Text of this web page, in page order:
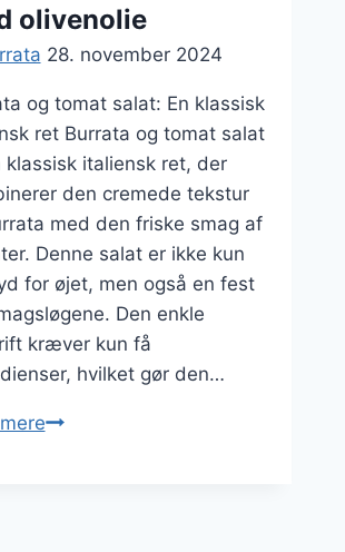
olivenolie
28. november 2024
og tomat salat: En klassisk
ret Burrata og tomat salat
klassisk italiensk ret, der
den cremede tekstur
med den friske smag af
Denne salat er ikke kun
for øjet, men også en fest
Den enkle
kræver kun få
hvilket gør den…
Burrata